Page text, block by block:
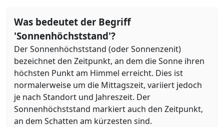
Was bedeutet der Begriff
'Sonnenhöchststand'?
Der Sonnenhöchststand (oder Sonnenzenit)
bezeichnet den Zeitpunkt, an dem die Sonne ihren
höchsten Punkt am Himmel erreicht. Dies ist
normalerweise um die Mittagszeit, variiert jedoch
je nach Standort und Jahreszeit. Der
Sonnenhöchststand markiert auch den Zeitpunkt,
an dem Schatten am kürzesten sind.